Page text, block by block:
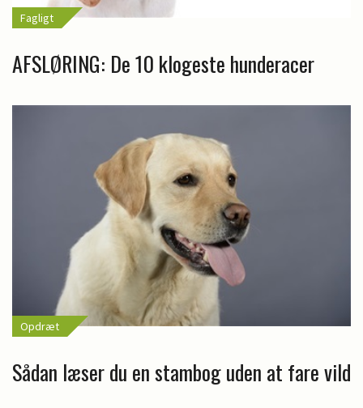
Fagligt
AFSLØRING: De 10 klogeste hunderacer
Opdræt
Sådan læser du en stambog uden at fare vild